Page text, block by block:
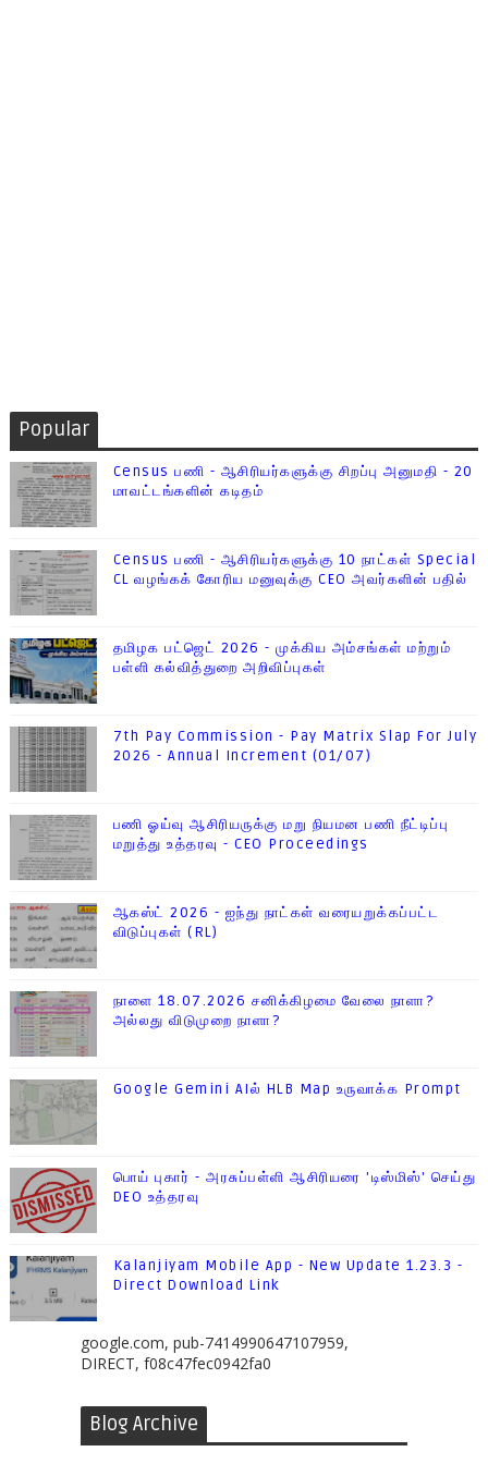
Popular
Census பணி - ஆசிரியர்களுக்கு சிறப்பு அனுமதி - 20
மாவட்டங்களின் கடிதம்
Census பணி - ஆசிரியர்களுக்கு 10 நாட்கள் Special
CL வழங்கக் கோரிய மனுவுக்கு CEO அவர்களின் பதில்
தமிழக பட்ஜெட் 2026 - முக்கிய அம்சங்கள் மற்றும்
பள்ளி கல்வித்துறை அறிவிப்புகள்
7th Pay Commission - Pay Matrix Slap For July
2026 - Annual Increment (01/07)
பணி ஓய்வு ஆசிரியருக்கு மறு நியமன பணி நீட்டிப்பு
மறுத்து உத்தரவு - CEO Proceedings
ஆகஸ்ட் 2026 - ஐந்து நாட்கள் வரையறுக்கப்பட்ட
விடுப்புகள் (RL)
நாளை 18.07.2026 சனிக்கிழமை வேலை நாளா?
அல்லது விடுமுறை நாளா?
Google Gemini AIல் HLB Map உருவாக்க Prompt
பொய் புகார் - அரசுப்பள்ளி ஆசிரியரை 'டிஸ்மிஸ்' செய்து
DEO உத்தரவு
Kalanjiyam Mobile App - New Update 1.23.3 -
Direct Download Link
google.com, pub-7414990647107959,
DIRECT, f08c47fec0942fa0
Blog Archive